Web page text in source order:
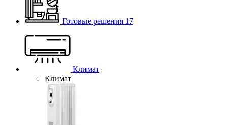
Готовые решения 17
Климат
Климат